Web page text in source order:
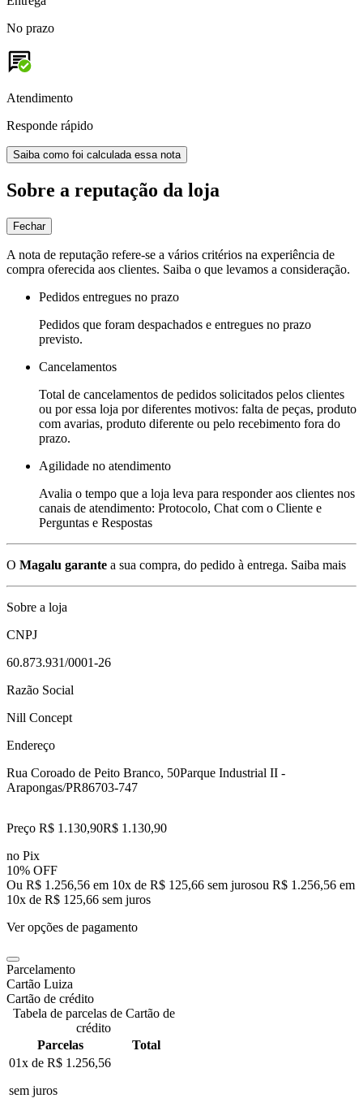
No prazo
Atendimento
Responde rápido
Saiba como foi calculada essa nota
Sobre a reputação da loja
Fechar
A nota de reputação refere-se a vários critérios na experiência de
compra oferecida aos clientes. Saiba o que levamos a consideração.
Pedidos entregues no prazo
Pedidos que foram despachados e entregues no prazo
previsto.
Cancelamentos
Total de cancelamentos de pedidos solicitados pelos clientes
ou por essa loja por diferentes motivos: falta de peças, produto
com avarias, produto diferente ou pelo recebimento fora do
prazo.
Agilidade no atendimento
Avalia o tempo que a loja leva para responder aos clientes nos
canais de atendimento: Protocolo, Chat com o Cliente e
Perguntas e Respostas
O Magalu garante a sua compra, do pedido à entrega. Saiba mais
Sobre a loja
CNPJ
60.873.931/0001-26
Razão Social
Nill Concept
Endereço
Rua Coroado de Peito Branco, 50Parque Industrial II -
Arapongas/PR86703-747
Preço R$ 1.130,90R$ 1.130,90
no Pix
10% OFF
Ou R$ 1.256,56 em 10x de R$ 125,66 sem jurosou R$ 1.256,56 em
10x de R$ 125,66 sem juros
Ver opções de pagamento
Parcelamento
Cartão Luiza
Cartão de crédito
Tabela de parcelas de Cartão de
crédito
Parcelas
Total
01x de R$ 1.256,56
sem juros